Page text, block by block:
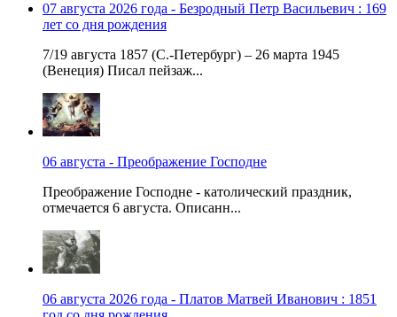
07 августа 2026 года - Безродный Петр Васильевич : 169
лет со дня рождения
7/19 августа 1857 (С.-Петербург) – 26 марта 1945
(Венеция) Писал пейзаж...
06 августа - Преображение Господне
Преображение Господне - католический праздник,
отмечается 6 августа. Описанн...
06 августа 2026 года - Платов Матвей Иванович : 1851